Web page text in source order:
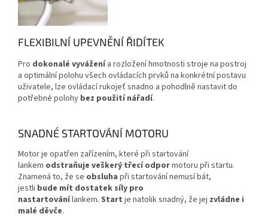
FLEXIBILNÍ UPEVNĚNÍ ŘIDÍTEK
Pro dokonalé vyvážení a rozložení hmotnosti stroje na postroj
a optimální polohu všech ovládacích prvků na konkrétní postavu
uživatele, lze ovládací rukojeť snadno a pohodlně nastavit do
potřebné polohy bez použití nářadí.
SNADNÉ STARTOVÁNÍ MOTORU
Motor je opatřen zařízením, které při startování
lankem odstraňuje veškerý třecí odpormotoru při startu.
Znamená to, že se obsluha při startování nemusí bát,
jestli bude mít dostatek síly pro
nastartovánílankem. Start je natolik snadný, že jej zvládne i
malé děvče.